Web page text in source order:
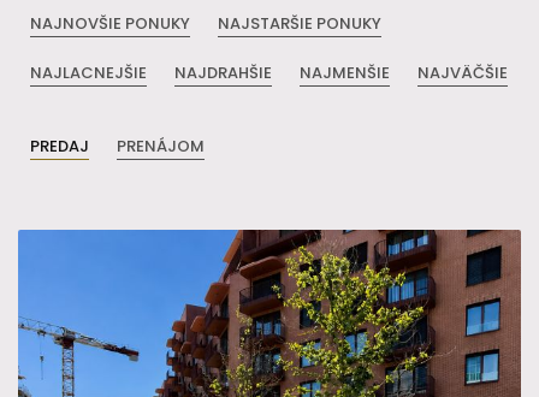
NAJNOVŠIE PONUKY NAJSTARŠIE PONUKY
NAJLACNEJŠIE NAJDRAHŠIE NAJMENŠIE NAJVÄČŠIE
PREDAJ PRENÁJOM